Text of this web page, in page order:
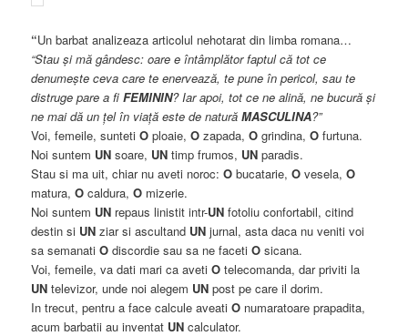
“Un barbat analizeaza articolul nehotarat din limba romana…
“Stau şi mă gândesc: oare e întâmplător faptul că tot ce
denumeşte ceva care te enervează, te pune în pericol, sau te
distruge pare a fiFEMININ? Iar apoi, tot ce ne alină, ne bucură şi
ne mai dă un ţel în viaţă este de naturăMASCULINA?”
Voi, femeile, suntetiO ploaie,O zapada, O grindina,O furtuna.
Noi suntem UN soare, UN timp frumos, UN paradis.
Stau si ma uit, chiar nu aveti noroc:O bucatarie,O vesela,O
matura,O caldura,O mizerie.
Noi suntem UN repaus linistit intr-UN fotoliu confortabil, citind
destin si UN ziar si ascultand UN jurnal, asta daca nu veniti voi
sa semanatiO discordie sau sa ne facetiO sicana.
Voi, femeile, va dati mari ca avetiO telecomanda, dar priviti la
UN televizor, unde noi alegem UN post pe care il dorim.
In trecut, pentru a face calcule aveatiO numaratoare prapadita,
acum barbatii au inventat UN calculator.